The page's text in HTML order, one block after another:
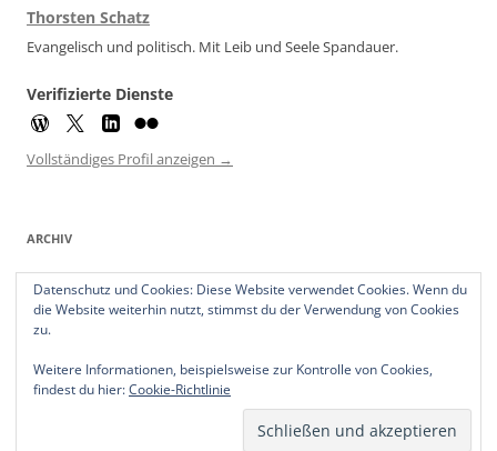
Thorsten Schatz
Evangelisch und politisch. Mit Leib und Seele Spandauer.
Verifizierte Dienste
Vollständiges Profil anzeigen →
ARCHIV
Archiv
Stolz präsentiert von WordPress
Datenschutz und Cookies: Diese Website verwendet Cookies. Wenn du
die Website weiterhin nutzt, stimmst du der Verwendung von Cookies
zu.
Weitere Informationen, beispielsweise zur Kontrolle von Cookies,
findest du hier:Cookie-Richtlinie